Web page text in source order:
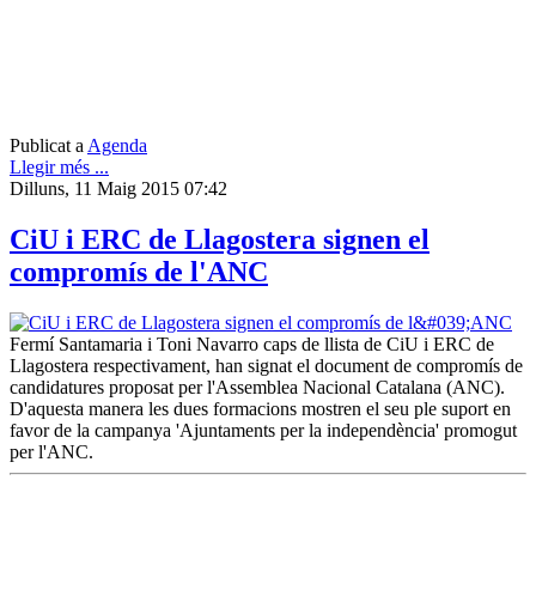
Publicat a Agenda
Llegir més ...
Dilluns, 11 Maig 2015 07:42
CiU i ERC de Llagostera signen el
compromís de l'ANC
Fermí Santamaria i Toni Navarro caps de llista de CiU i ERC de
Llagostera respectivament, han signat el document de compromís de
candidatures proposat per l'Assemblea Nacional Catalana (ANC).
D'aquesta manera les dues formacions mostren el seu ple suport en
favor de la campanya 'Ajuntaments per la independència' promogut
per l'ANC.